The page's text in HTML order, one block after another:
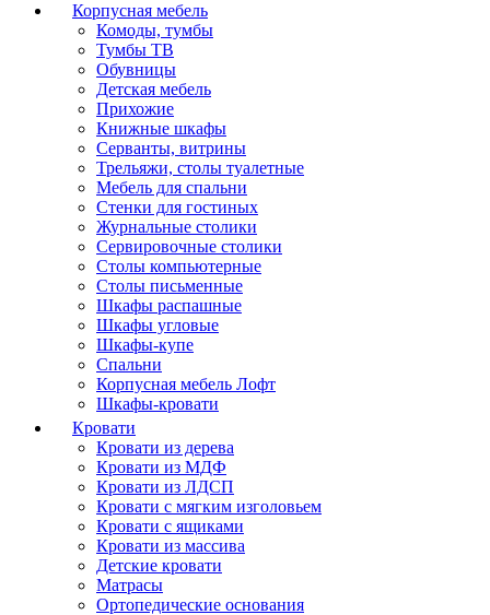
Корпусная мебель
Комоды, тумбы
Тумбы ТВ
Обувницы
Детская мебель
Прихожие
Книжные шкафы
Серванты, витрины
Трельяжи, столы туалетные
Мебель для спальни
Стенки для гостиных
Журнальные столики
Сервировочные столики
Столы компьютерные
Столы письменные
Шкафы распашные
Шкафы угловые
Шкафы-купе
Спальни
Корпусная мебель Лофт
Шкафы-кровати
Кровати
Кровати из дерева
Кровати из МДФ
Кровати из ЛДСП
Кровати с мягким изголовьем
Кровати с ящиками
Кровати из массива
Детские кровати
Матрасы
Ортопедические основания